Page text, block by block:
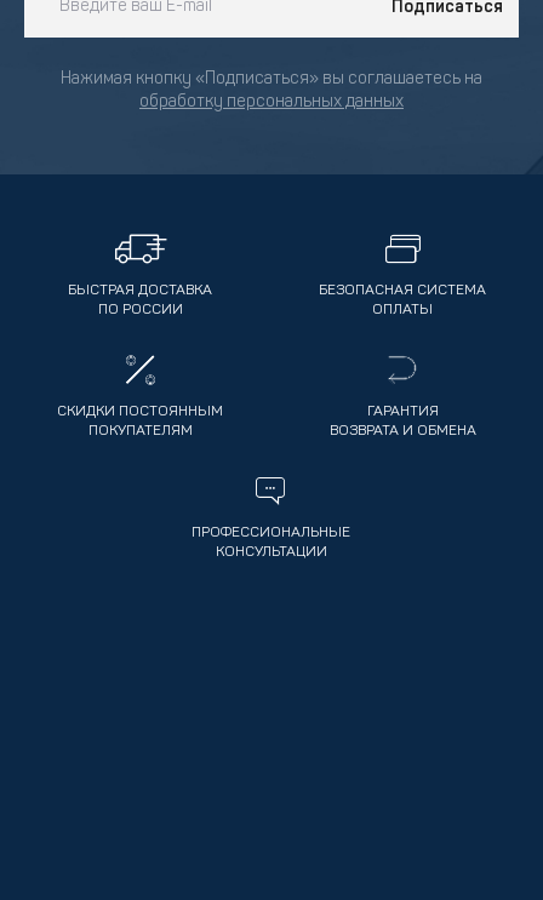
Подписаться
Нажимая кнопку «Подписаться» вы соглашаетесь на
обработку персональных данных
БЫСТРАЯ ДОСТАВКА
ПО РОССИИ
БЕЗОПАСНАЯ СИСТЕМА
ОПЛАТЫ
СКИДКИ ПОСТОЯННЫМ
ПОКУПАТЕЛЯМ
ГАРАНТИЯ
ВОЗВРАТА И ОБМЕНА
ПРОФЕССИОНАЛЬНЫЕ
КОНСУЛЬТАЦИИ